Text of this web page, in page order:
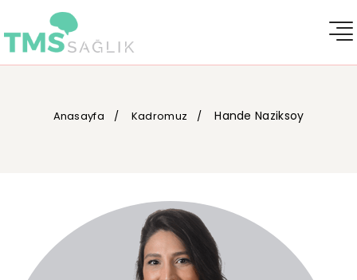
Anasayfa Kadromuz Hande Naziksoy